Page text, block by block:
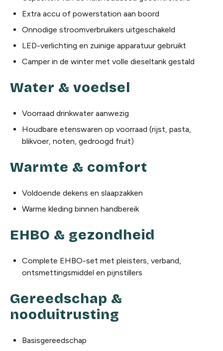
Extra accu of powerstation aan boord
Onnodige stroomverbruikers uitgeschakeld
LED-verlichting en zuinige apparatuur gebruikt
Camper in de winter met volle dieseltank gestald
Water & voedsel
Voorraad drinkwater aanwezig
Houdbare etenswaren op voorraad (rijst, pasta,
blikvoer, noten, gedroogd fruit)
Warmte & comfort
Voldoende dekens en slaapzakken
Warme kleding binnen handbereik
EHBO & gezondheid
Complete EHBO-set met pleisters, verband,
ontsmettingsmiddel en pijnstillers
Gereedschap &
nooduitrusting
Basisgereedschap